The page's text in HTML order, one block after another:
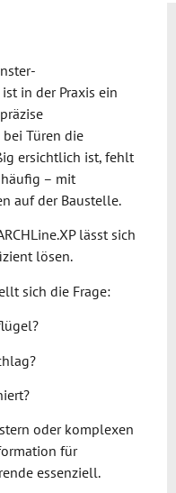
in der Praxis ein
Türen die
ersichtlich ist, fehlt
– mit
auf der Baustelle.
lässt sich
lösen.
sich die Frage:
oder komplexen
für
essenziell.